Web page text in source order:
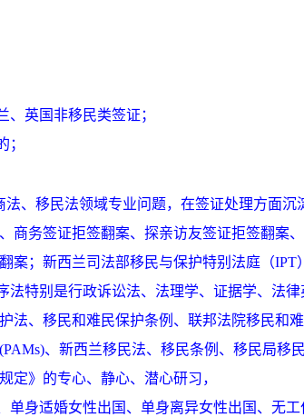
、 英国非移民类签证；
；
法、移民法领域专业问题，在签证处理方面沉
商务签证拒签翻案、探亲访友签证拒签翻案
翻案；新西兰司法部移民与保护特别法庭（IPT
法特别是行政诉讼法、法理学、证据学、法
法、移民和难民保护条例、联邦法院移民和
(PAMs)、新西兰移民法、移民条例、移民局移
定》 的专心、静心、潜心研习，
单身适婚女性出国、单身离异女性出国、无